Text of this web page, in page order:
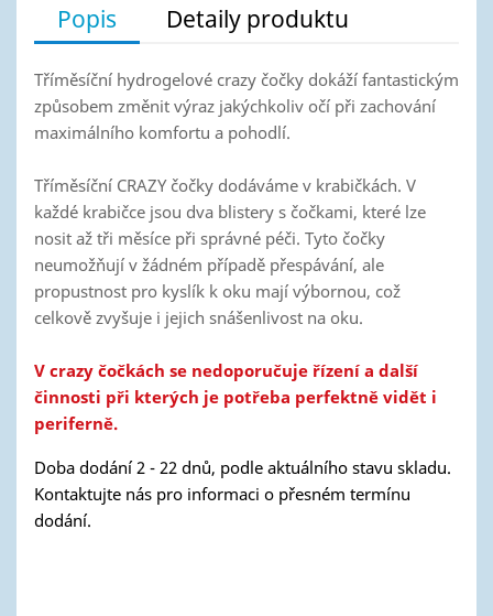
Popis Detaily produktu
Tříměsíční hydrogelové crazy čočky dokáží fantastickým
způsobem změnit výraz jakýchkoliv očí při zachování
maximálního komfortu a pohodlí.
Tříměsíční CRAZY čočky dodáváme v krabičkách. V
každé krabičce jsou dva blistery s čočkami, které lze
nosit až tři měsíce při správné péči. Tyto čočky
neumožňují v žádném případě přespávání, ale
propustnost pro kyslík k oku mají výbornou, což
celkově zvyšuje i jejich snášenlivost na oku.
V crazy čočkách se nedoporučuje řízení a další
činnosti při kterých je potřeba perfektně vidět i
periferně.
Doba dodání 2 - 22 dnů, podle aktuálního stavu skladu.
Kontaktujte nás pro informaci o přesném termínu
dodání.